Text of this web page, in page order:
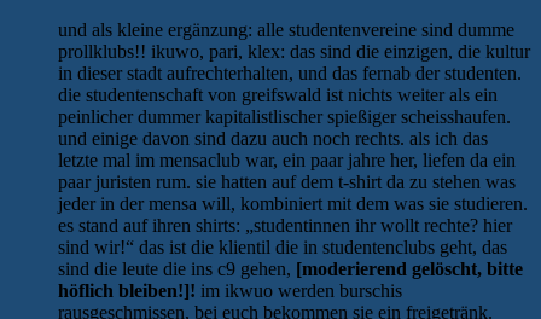
und als kleine ergänzung: alle studentenvereine sind dumme
prollklubs!! ikuwo, pari, klex: das sind die einzigen, die kultur
in dieser stadt aufrechterhalten, und das fernab der studenten.
die studentenschaft von greifswald ist nichts weiter als ein
peinlicher dummer kapitalistlischer spießiger scheisshaufen.
und einige davon sind dazu auch noch rechts. als ich das
letzte mal im mensaclub war, ein paar jahre her, liefen da ein
paar juristen rum. sie hatten auf dem t-shirt da zu stehen was
jeder in der mensa will, kombiniert mit dem was sie studieren.
es stand auf ihren shirts: „studentinnen ihr wollt rechte? hier
sind wir!“ das ist die klientil die in studentenclubs geht, das
sind die leute die ins c9 gehen, [moderierend gelöscht, bitte
höflich bleiben!]! im ikwuo werden burschis
rausgeschmissen, bei euch bekommen sie ein freigetränk.